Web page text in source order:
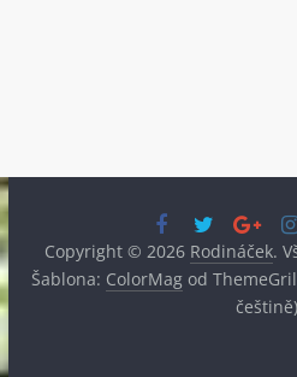
Copyright © 2026 Rodináček.
Šablona: ColorMagod